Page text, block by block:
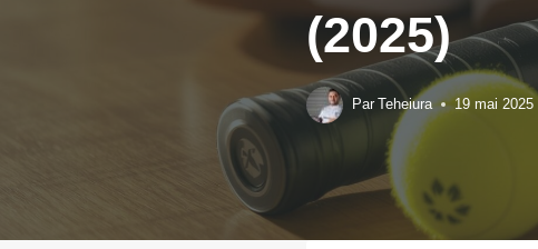
(2025)
Par Teheiura 19 mai 2025